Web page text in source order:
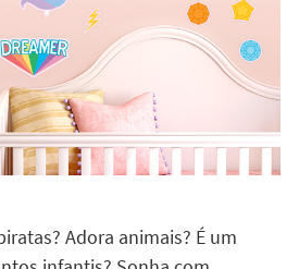
Adora animais? É um